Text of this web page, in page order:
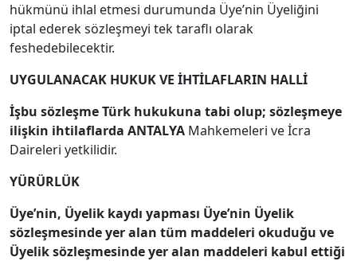
hükmünü ihlal etmesi durumunda Üye’nin Üyeliğini
iptal ederek sözleşmeyi tek taraflı olarak
feshedebilecektir.
UYGULANACAK HUKUK VE İHTİLAFLARIN HALLİ
İşbu sözleşme Türk hukukuna tabi olup; sözleşmeye
ilişkin ihtilaflarda ANTALYA Mahkemeleri ve İcra
Daireleri yetkilidir.
YÜRÜRLÜK
Üye’nin, Üyelik kaydı yapması Üye’nin Üyelik
sözleşmesinde yer alan tüm maddeleri okuduğu ve
Üyelik sözleşmesinde yer alan maddeleri kabul ettiği